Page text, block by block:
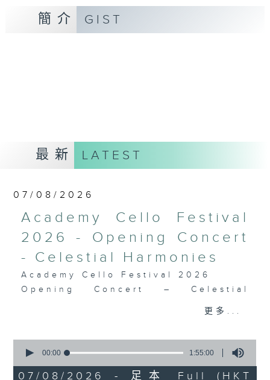
簡介 GIST
最新 LATEST
07/08/2026
Academy Cello Festival
2026 - Opening Concert
- Celestial Harmonies
Academy Cello Festival 2026
Opening Concert – Celestial
Hong Kong Academy for
GERSHWIN (KAUFMAN arr.)
更多...
seconds
1
00:00 1:55:00
07/08/2026 - 足本 Full (HKT